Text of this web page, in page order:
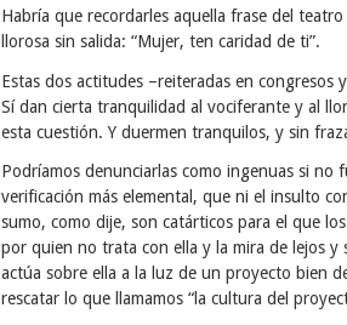
Habría que recordarles aquella frase del
llorosa sin salida: “Mujer, ten caridad de ti”.
Estas dos actitudes –reiteradas en congresos
Sí dan cierta tranquilidad al vociferante y al
esta cuestión. Y duermen tranquilos, y sin
Podríamos denunciarlas como ingenuas si
verificación más elemental, que ni el insulto
sumo, como dije, son catárticos para el que
por quien no trata con ella y la mira de lejos
actúa sobre ella a la luz de un proyecto bien
rescatar lo que llamamos “la cultura del